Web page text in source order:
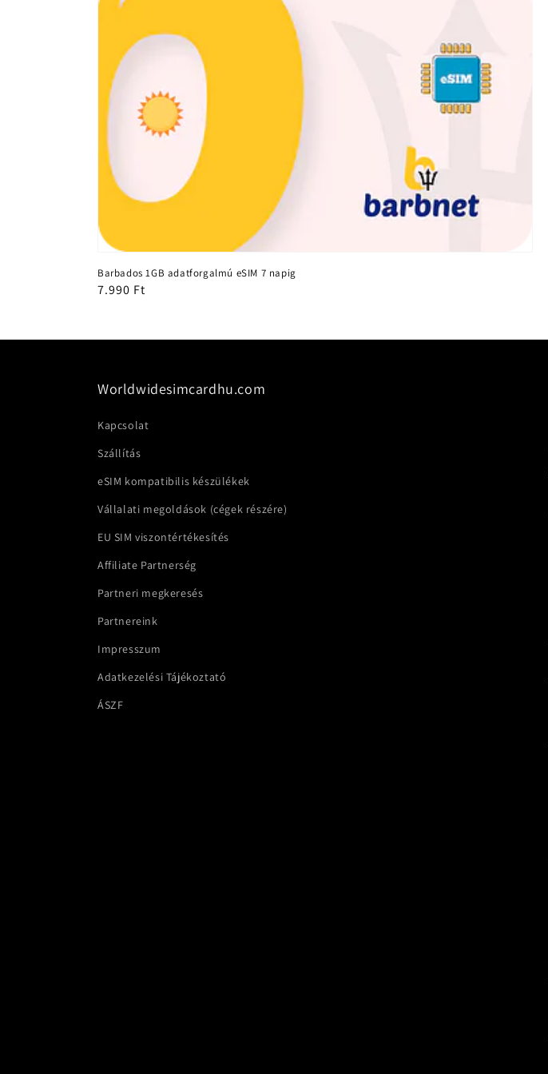
Barbados 1GB adatforgalmú eSIM 7 napig
Normál
7.990 Ft
Worldwidesimcardhu.com
Kapcsolat
Szállítás
eSIM kompatibilis készülékek
Vállalati megoldások (cégek részére)
EU SIM viszontértékesítés
Affiliate Partnerség
Partneri megkeresés
Partnereink
Impresszum
Adatkezelési Tájékoztató
ÁSZF